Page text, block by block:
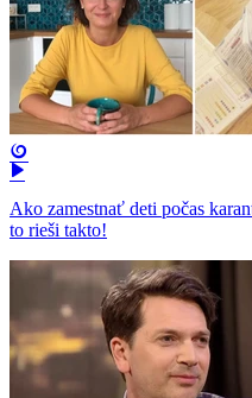
Ako zamestnať deti počas
to rieši takto!